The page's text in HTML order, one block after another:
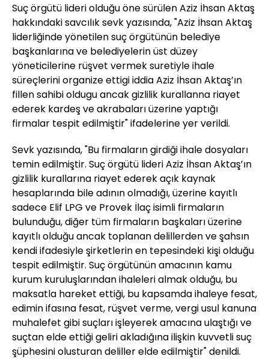
Suç örgütü lideri olduğu öne sürülen Aziz İhsan Aktaş
hakkındaki savcılık sevk yazısında, "Aziz İhsan Aktaş
liderliğinde yönetilen suç örgütünün belediye
başkanlarına ve belediyelerin üst düzey
yöneticilerine rüşvet vermek suretiyle ihale
süreçlerini organize ettigi iddia Aziz İhsan Aktaş’ın
fillen sahibi oldugu ancak gizlilik kurallanna riayet
ederek kardeş ve akrabaları üzerine yaptığı
firmalar tespit edilmiştir" ifadelerine yer verildi.
Sevk yazısında, "Bu firmaların girdiği ihale dosyaları
temin edilmiştir. Suç örgütü lideri Aziz İhsan Aktaş’ın
gizlilik kurallarına riayet ederek açık kaynak
hesaplarında bile adının olmadığı, üzerine kayıtlı
sadece Elif LPG ve Provek İlaç isimli firmaların
bulunduğu, diğer tüm firmaların başkaları üzerine
kayıtlı olduğu ancak toplanan delillerden ve şahsın
kendi ifadesiyle şirketlerin en tepesindeki kişi olduğu
tespit edilmiştir. Suç örgütünün amacının kamu
kurum kuruluşlarından ihaleleri almak olduğu, bu
maksatla hareket ettiği, bu kapsamda ihaleye fesat,
edimin ifasına fesat, rüşvet verme, vergi usul kanuna
muhalefet gibi suçları işleyerek amacına ulaştığı ve
suçtan elde ettiği geliri akladığına ilişkin kuvvetli suç
şüphesini olusturan deliller elde edilmiştir" denildi.